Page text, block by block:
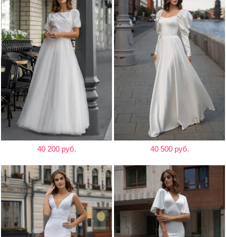
40 200 руб. 40 500 руб.